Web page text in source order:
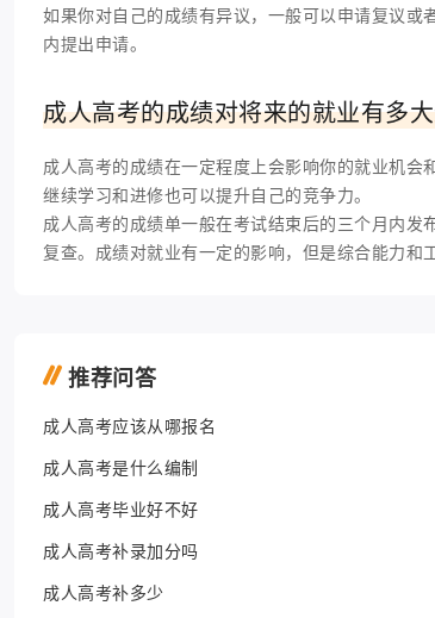
如果你对自己的成绩有异议，一般可以申请复议
内提出申请。
成人高考的成绩对将来的就业有多
成人高考的成绩在一定程度上会影响你的就业机会
继续学习和进修也可以提升自己的竞争力。
成人高考的成绩单一般在考试结束后的三个月内
复查。成绩对就业有一定的影响，但是综合能力和
推荐问答
成人高考应该从哪报名
成人高考是什么编制
成人高考毕业好不好
成人高考补录加分吗
成人高考补多少